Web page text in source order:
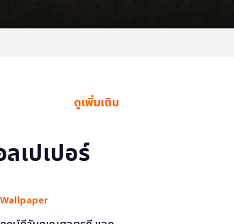
ดูเพิ่มเติม
เปเปอร์
Wallpaper